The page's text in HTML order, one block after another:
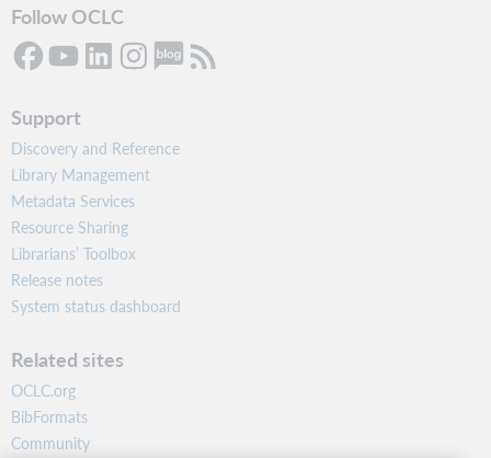
Follow OCLC
Support
Discovery and Reference
Library Management
Metadata Services
Resource Sharing
Librarians’ Toolbox
Release notes
System status dashboard
Related sites
OCLC.org
BibFormats
Community